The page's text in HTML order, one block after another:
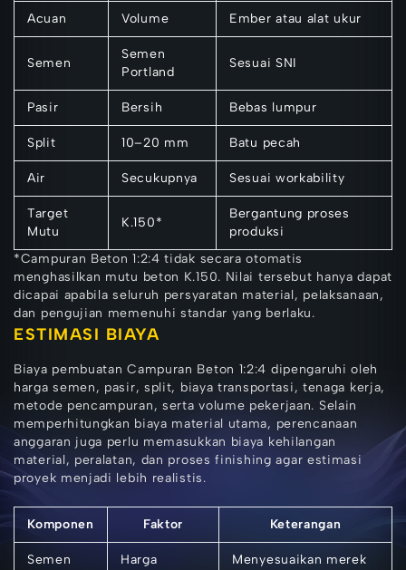
Acuan Volume Ember atau alat ukur
Semen
Semen
Portland
Sesuai SNI
Pasir Bersih Bebas lumpur
Split 10–20 mm Batu pecah
Air Secukupnya Sesuai workability
Target
Mutu
K.150*
Bergantung proses
produksi
*Campuran Beton 1:2:4 tidak secara otomatis
menghasilkan mutu beton K.150. Nilai tersebut hanya dapat
dicapai apabila seluruh persyaratan material, pelaksanaan,
dan pengujian memenuhi standar yang berlaku.
ESTIMASI BIAYA
Biaya pembuatan Campuran Beton 1:2:4 dipengaruhi oleh
harga semen, pasir, split, biaya transportasi, tenaga kerja,
metode pencampuran, serta volume pekerjaan. Selain
memperhitungkan biaya material utama, perencanaan
anggaran juga perlu memasukkan biaya kehilangan
material, peralatan, dan proses finishing agar estimasi
proyek menjadi lebih realistis.
Komponen Faktor Keterangan
Semen Harga Menyesuaikan merek